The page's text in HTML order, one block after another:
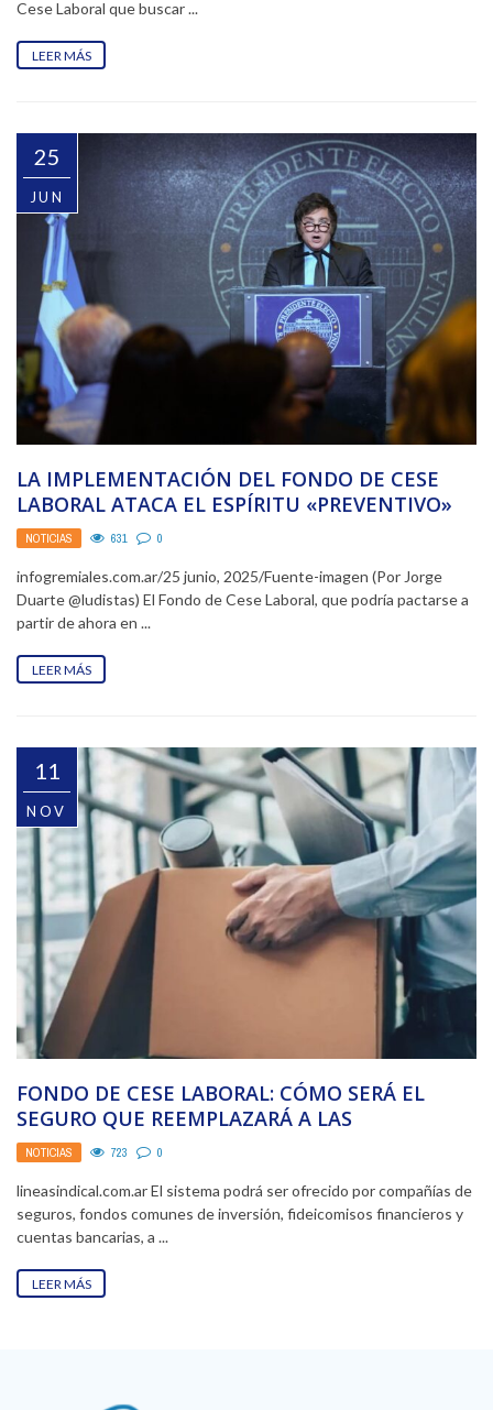
Cese Laboral que buscar ...
LEER MÁS
25
JUN
LA IMPLEMENTACIÓN DEL FONDO DE CESE
LABORAL ATACA EL ESPÍRITU «PREVENTIVO»
DE LA INDEMNIZACIÓN Y ...
NOTICIAS 631 0
infogremiales.com.ar/25 junio, 2025/Fuente-imagen (Por Jorge
Duarte @ludistas) El Fondo de Cese Laboral, que podría pactarse a
partir de ahora en ...
LEER MÁS
11
NOV
FONDO DE CESE LABORAL: CÓMO SERÁ EL
SEGURO QUE REEMPLAZARÁ A LAS
INDEMNIZACIONES
NOTICIAS 723 0
lineasindical.com.ar El sistema podrá ser ofrecido por compañías de
seguros, fondos comunes de inversión, fideicomisos financieros y
cuentas bancarias, a ...
LEER MÁS